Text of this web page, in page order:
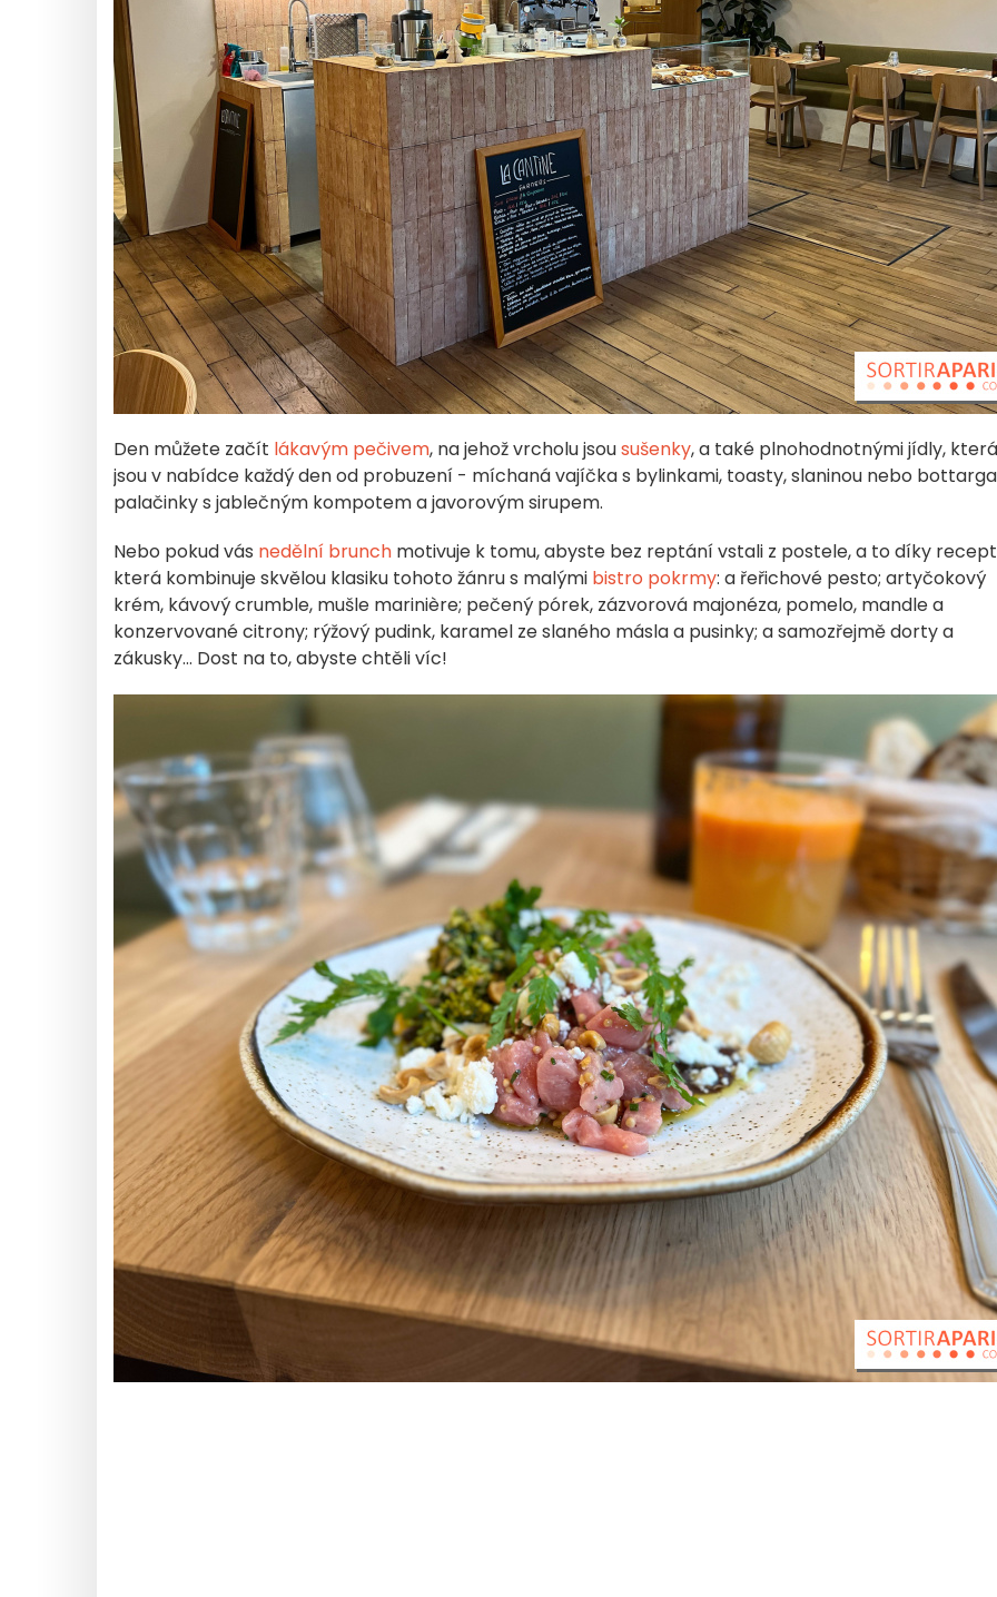
Den můžete začít lákavým pečivem, na jehož vrcholu jsousušenky, a také plnohodnotnými jídly, která
jsou v nabídce každý den od probuzení - míchaná vajíčka s bylinkami, toasty, slaninou nebo
palačinky s jablečným kompotem a javorovým sirupem.
Nebo pokud vás nedělní brunch motivuje k tomu, abyste bez reptání vstali z postele, a to díky
která kombinuje skvělou klasiku tohoto žánru s malými bistro pokrmy: a řeřichové pesto; artyčokový
krém, kávový crumble, mušle marinière; pečený pórek, zázvorová majonéza, pomelo, mandle a
konzervované citrony; rýžový pudink, karamel ze slaného másla a pusinky; a samozřejmě dorty a
zákusky... Dost na to, abyste chtěli víc!